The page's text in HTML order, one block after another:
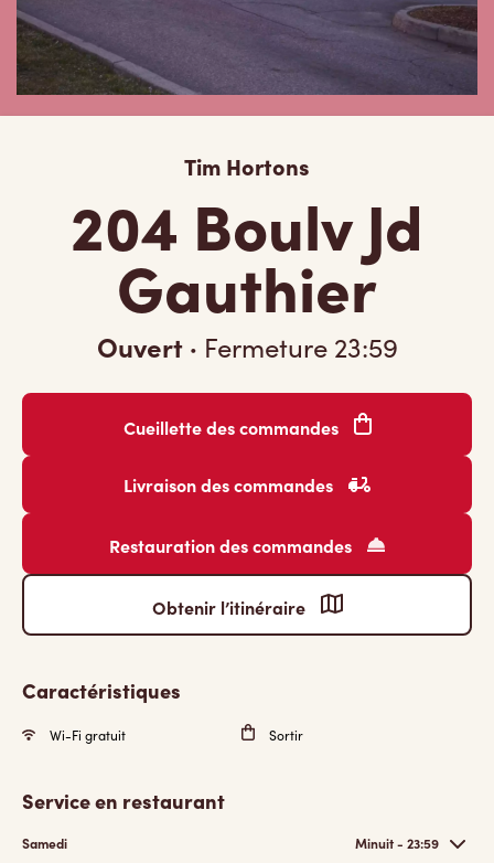
Tim Hortons
204 Boulv Jd
Gauthier
Ouvert · Fermeture 23:59
Cueillette des commandes
Livraison des commandes
Restauration des commandes
Obtenir l’itinéraire
Caractéristiques
Wi-Fi gratuit Sortir
Service en restaurant
Samedi Minuit - 23:59